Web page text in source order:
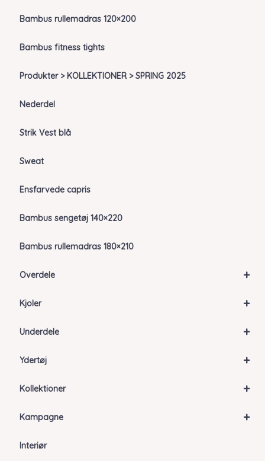
Bambus rullemadras 120×200
Bambus fitness tights
Produkter > KOLLEKTIONER > SPRING 2025
Nederdel
Strik Vest blå
Sweat
Ensfarvede capris
Bambus sengetøj 140×220
Bambus rullemadras 180×210
+
Overdele
+
Kjoler
+
Underdele
+
Ydertøj
+
Kollektioner
+
Kampagne
Interiør